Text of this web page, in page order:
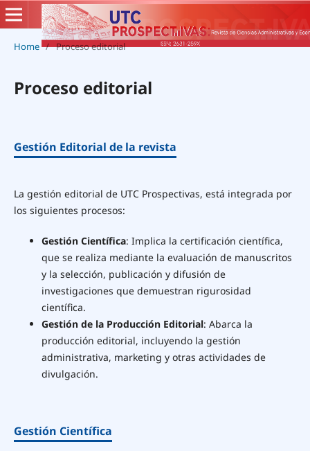
Home / Proceso editorial
Proceso editorial
Gestión Editorial de la revista
La gestión editorial de UTC Prospectivas, está integrada por
los siguientes procesos:
Gestión Científica: Implica la certificación científica,
que se realiza mediante la evaluación de manuscritos
y la selección, publicación y difusión de
investigaciones que demuestran rigurosidad
científica.
Gestión de la Producción Editorial: Abarca la
producción editorial, incluyendo la gestión
administrativa, marketing y otras actividades de
divulgación.
Gestión Científica